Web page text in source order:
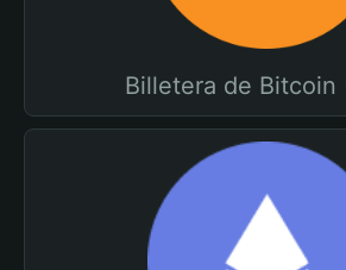
Billetera de Bitcoin